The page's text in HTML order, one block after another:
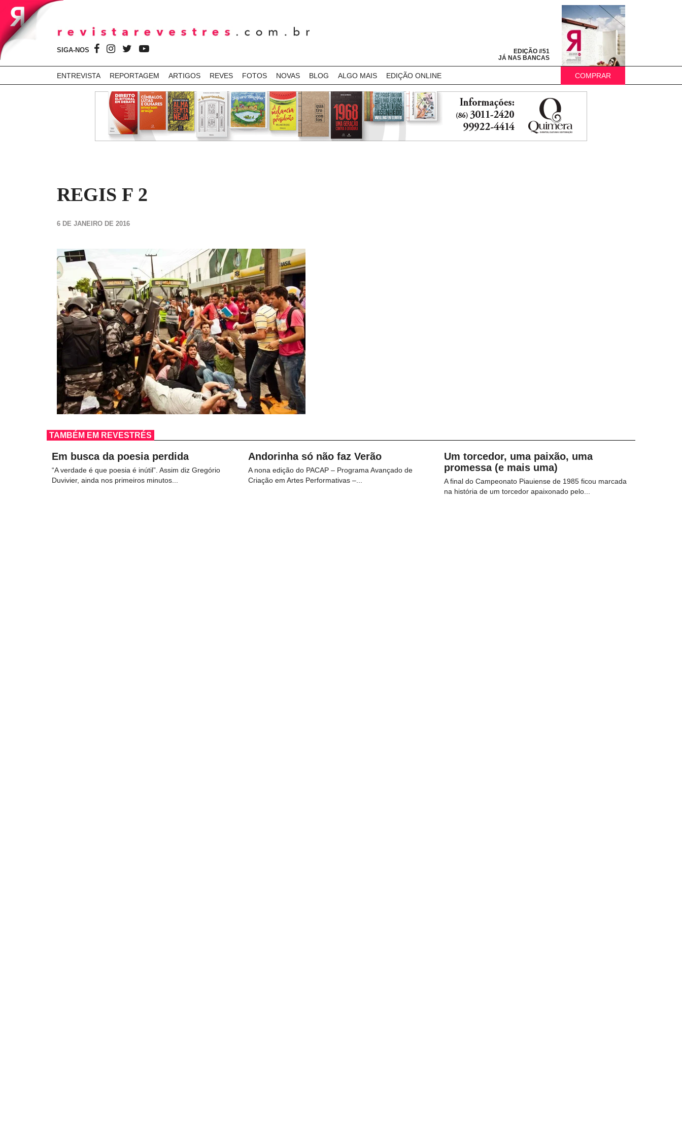
SIGA-NOS
EDIÇÃO #51
JÁ NAS BANCAS
ENTREVISTA REPORTAGEM ARTIGOS REVES FOTOS NOVAS BLOG ALGO MAIS EDIÇÃO ONLINE COMPRAR
REGIS F 2
6 DE JANEIRO DE 2016
TAMBÉM EM REVESTRÉS
Em busca da poesia perdida
“A verdade é que poesia é inútil”. Assim diz Gregório
Duvivier, ainda nos primeiros minutos...
Andorinha só não faz Verão
A nona edição do PACAP – Programa Avançado de
Criação em Artes Performativas –...
Um torcedor, uma paixão, uma
promessa (e mais uma)
A final do Campeonato Piauiense de 1985 ficou marcada
na história de um torcedor apaixonado pelo...